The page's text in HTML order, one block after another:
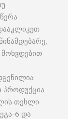
პროდუქცია
თესლი
6 და